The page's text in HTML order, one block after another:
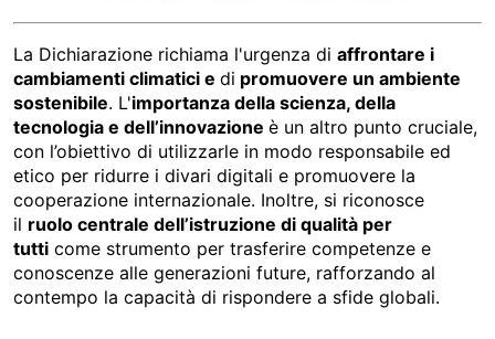
La Dichiarazione richiama l'urgenza di affrontare i
cambiamenti climatici e di promuovere un ambiente
sostenibile. L'importanza della scienza, della
tecnologia e dell’innovazione è un altro punto cruciale,
con l’obiettivo di utilizzarle in modo responsabile ed
etico per ridurre i divari digitali e promuovere la
cooperazione internazionale. Inoltre, si riconosce
il ruolo centrale dell’istruzione di qualità per
tutti come strumento per trasferire competenze e
conoscenze alle generazioni future, rafforzando al
contempo la capacità di rispondere a sfide globali.